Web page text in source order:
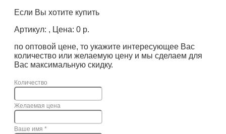
Если Вы хотите купить
Артикул: , Цена: 0 р.
по оптовой цене, то укажите интересующее Вас
количество или желаемую цену и мы сделаем для
Вас максимальную скидку.
Количество
Желаемая цена
Ваше имя *